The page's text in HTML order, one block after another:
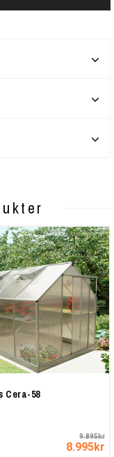
Cera-58
9.895kr
8.995kr